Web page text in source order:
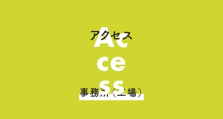
Ac
ce
ss
アクセス
事務所（工場）